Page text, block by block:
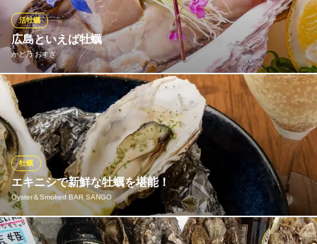
広島といえば牡蠣
かど乃 おすぎ
活牡蠣
広島といえば牡蠣!!ぷりっぷり、の食感。新鮮な広島牡蠣 夏は特
大岩カキを瀬戸内各地から厳選して仕入れてます。 自家製ポン酢
との相性は抜群です こだわりの地酒とのマリアージュをお楽しみ
下さい!
かど乃 おすぎ
広島×薬研堀×広島地物
広電本線胡町駅 徒歩5分
広島県広島市中区薬研堀7-10 石本ビル1F
エキニシで新鮮な牡蠣を堪能！
Oyster＆Smoked BAR SANGO
牡蠣
広島といえば瀬戸内海の牡蠣！SANGOでは広島県産に限らず複数